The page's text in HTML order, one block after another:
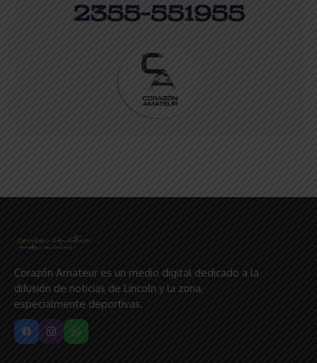
Corazón Amateur es un medio digital dedicado a la
difusión de noticias de Lincoln y la zona,
especialmente deportivas.